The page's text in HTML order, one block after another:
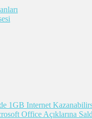
1GB Internet
Office Açıklarına